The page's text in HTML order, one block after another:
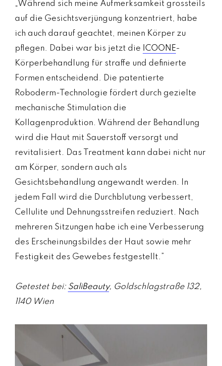
„Während sich meine Aufmerksamkeit grossteils
auf die Gesichtsverjüngung konzentriert, habe
ich auch darauf geachtet, meinen Körper zu
pflegen. Dabei war bis jetzt die ICOONE-
Körperbehandlung für straffe und definierte
Formen entscheidend. Die patentierte
Roboderm-Technologie fördert durch gezielte
mechanische Stimulation die
Kollagenproduktion. Während der Behandlung
wird die Haut mit Sauerstoff versorgt und
revitalisiert. Das Treatment kann dabei nicht nur
am Körper, sondern auch als
Gesichtsbehandlung angewandt werden. In
jedem Fall wird die Durchblutung verbessert,
Cellulite und Dehnungsstreifen reduziert. Nach
mehreren Sitzungen habe ich eine Verbesserung
des Erscheinungsbildes der Haut sowie mehr
Festigkeit des Gewebes festgestellt.”
Getestet bei: SaliBeauty, Goldschlagstraße 132,
1140 Wien